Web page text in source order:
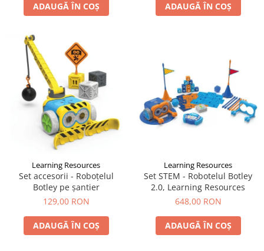
ADAUGĂ ÎN COȘ ADAUGĂ ÎN COȘ
Learning Resources
Set accesorii - Roboțelul
Botley pe șantier
129,00 RON
ADAUGĂ ÎN COȘ
Learning Resources
Set STEM - Robotelul Botley
2.0, Learning Resources
648,00 RON
ADAUGĂ ÎN COȘ